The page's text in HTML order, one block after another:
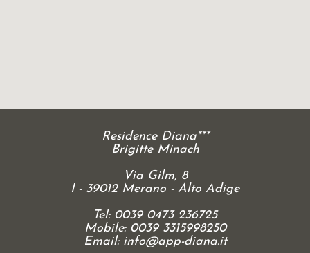
Residence Diana***
Brigitte Minach
Via Gilm, 8
I - 39012 Merano - Alto Adige
Tel: 0039 0473 236725
Mobile: 0039 3315998250
Email: info@app-diana.it